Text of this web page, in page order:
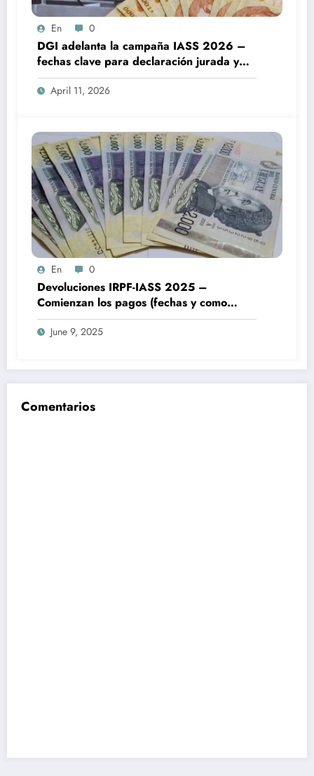
En 0
DGI adelanta la campaña IASS 2026 –
fechas clave para declaración jurada y
devoluciones
April 11, 2026
En 0
Devoluciones IRPF-IASS 2025 –
Comienzan los pagos (fechas y como
cobrar)
June 9, 2025
Comentarios